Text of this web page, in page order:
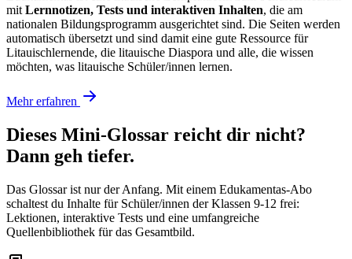
mit Lernnotizen, Tests und interaktiven Inhalten, die am
nationalen Bildungsprogramm ausgerichtet sind. Die Seiten werden
automatisch übersetzt und sind damit eine gute Ressource für
Litauischlernende, die litauische Diaspora und alle, die wissen
möchten, was litauische Schüler/innen lernen.
Mehr erfahren
Dieses Mini-Glossar reicht dir nicht?
Dann geh tiefer.
Das Glossar ist nur der Anfang. Mit einem Edukamentas-Abo
schaltest du Inhalte für Schüler/innen der Klassen 9-12 frei:
Lektionen, interaktive Tests und eine umfangreiche
Quellenbibliothek für das Gesamtbild.